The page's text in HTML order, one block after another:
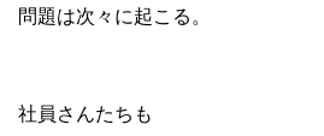
問題は次々に起こる。
社員さんたちも